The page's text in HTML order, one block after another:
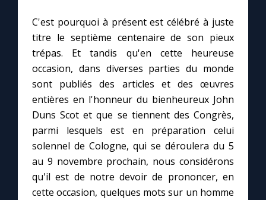
Marie de Nazareth
C'est pourquoi à présent est célébré à juste
titre le septième centenaire de son pieux
trépas. Et tandis qu'en cette heureuse
occasion, dans diverses parties du monde
sont publiés des articles et des œuvres
entières en l'honneur du bienheureux John
Duns Scot et que se tiennent des Congrès,
parmi lesquels est en préparation celui
solennel de Cologne, qui se déroulera du 5
au 9 novembre prochain, nous considérons
qu'il est de notre devoir de prononcer, en
cette occasion, quelques mots sur un homme